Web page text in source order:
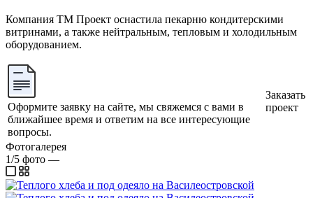
Компания ТМ Проект оснастила пекарню кондитерскими
витринами, а также нейтральным, тепловым и холодильным
оборудованием.
Оформите заявку на сайте, мы свяжемся с вами в
ближайшее время и ответим на все интересующие
вопросы.
Заказать
проект
Фотогалерея
1/5 фото —